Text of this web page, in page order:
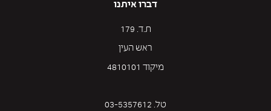
דברו איתנו
ת.ד. 179
ראש העין
מיקוד 4810101
טל. 03-5357612